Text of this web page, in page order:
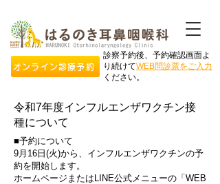
オンライン診療予約
診察予約後、予約確認画面よ
り続けてWEB問診票をご入力
ください。
令和7年度インフルエンザワクチン接
種について
■予約について
9月16日(火)から、インフルエンザワクチンの予
約を開始します。
​ホームページまたはLINE公式メニューの「WEB